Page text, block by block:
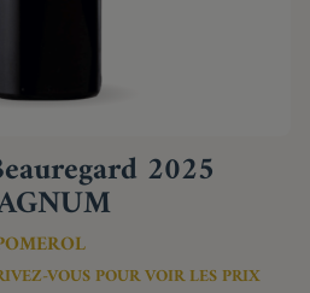
2025
VOUS POUR VOIR LES PRIX